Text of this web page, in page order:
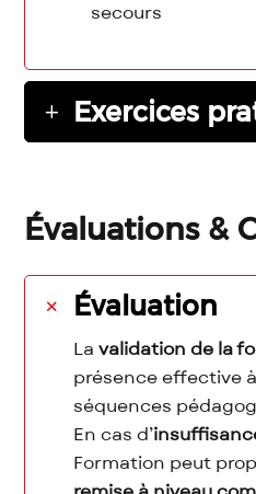
secours
Exercices
Évaluations &
Évaluation
Lavalidation de la
présence effective
séquences
En cas d’
Formation peut